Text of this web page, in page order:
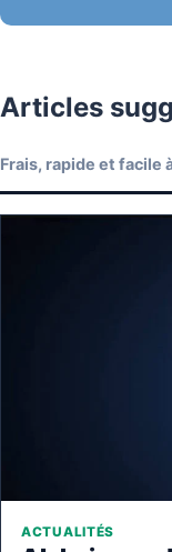
Articles
Frais, rapide et facile
ACTUALITÉS